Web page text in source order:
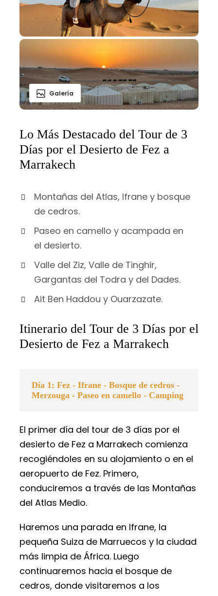
Galería
Lo Más Destacado del Tour de 3
Días por el Desierto de Fez a
Marrakech
Montañas del Atlas, Ifrane y bosque
de cedros.
Paseo en camello y acampada en
el desierto.
Valle del Ziz, Valle de Tinghir,
Gargantas del Todra y del Dades.
Ait Ben Haddou y Ouarzazate.
Itinerario del Tour de 3 Días por el
Desierto de Fez a Marrakech
Día 1: Fez - Ifrane - Bosque de cedros -
Merzouga - Paseo en camello - Camping
El primer día del tour de 3 días por el
desierto de Fez a Marrakech comienza
recogiéndoles en su alojamiento o en el
aeropuerto de Fez. Primero,
conduciremos a través de las Montañas
del Atlas Medio.
Haremos una parada en Ifrane, la
pequeña Suiza de Marruecos y la ciudad
más limpia de África. Luego
continuaremos hacia el bosque de
cedros, donde visitaremos a los